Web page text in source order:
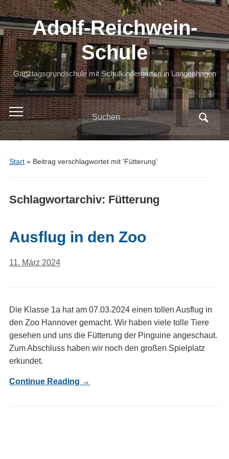
Adolf-Reichwein-
Schule
Ganztagsgrundschule mit Schulkindergarten in Langenhagen
Toggle
mobile
menu
Search
for:
Start» Beitrag verschlagwortet mit 'Fütterung'
Schlagwortarchiv: Fütterung
Ausflug in den Zoo
11. März 2024
Die Klasse 1a hat am 07.03.2024 einen tollen Ausflug in
den Zoo Hannover gemacht. Wir haben viele tolle Tiere
gesehen und uns die Fütterung der Pinguine angeschaut.
Zum Abschluss haben wir noch den großen Spielplatz
erkundet.
Continue Reading →